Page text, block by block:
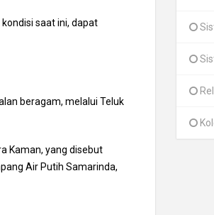
saat ini, dapat
beragam, melalui Teluk
Kaman, yang disebut
Air Putih Samarinda,